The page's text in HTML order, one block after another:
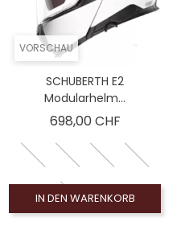
VORSCHAU
SCHUBERTH E2
Modularhelm...
698,00 CHFPreis
IN DEN WARENKORB